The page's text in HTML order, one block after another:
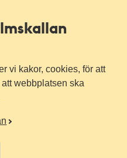
vi kakor, cookies, för att
webbplatsen ska